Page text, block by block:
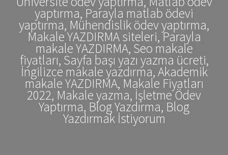
yaptırma, Parayla matlab ödevi
yaptırma, Mühendislik ödev yaptırma,
Makale YAZDIRMA siteleri, Parayla
makale YAZDIRMA, Seo makale
fiyatları, Sayfa başı yazı yazma ücreti,
İngilizce makale yazdırma, Akademik
makale YAZDIRMA, Makale Fiyatları
2022, Makale yazma, İşletme Ödev
Yaptırma, Blog Yazdırma, Blog
Yazdırmak İstiyorum